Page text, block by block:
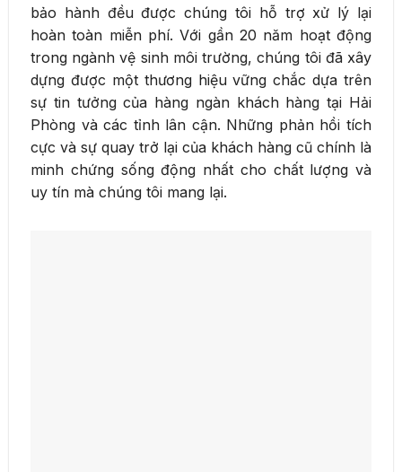
bảo hành đều được chúng tôi hỗ trợ xử lý lại
hoàn toàn miễn phí. Với gần 20 năm hoạt động
trong ngành vệ sinh môi trường, chúng tôi đã xây
dựng được một thương hiệu vững chắc dựa trên
sự tin tưởng của hàng ngàn khách hàng tại Hải
Phòng và các tỉnh lân cận. Những phản hồi tích
cực và sự quay trở lại của khách hàng cũ chính là
minh chứng sống động nhất cho chất lượng và
uy tín mà chúng tôi mang lại.